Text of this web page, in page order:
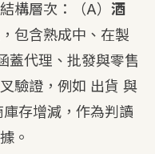
構層次：（A） 酒
包含熟成中、在製
蓋代理、批發與零售
驗證，例如 出貨 與
存增減，作為判讀
。